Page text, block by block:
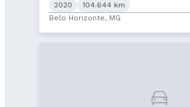
2020
104.644 km
Belo Horizonte, MG